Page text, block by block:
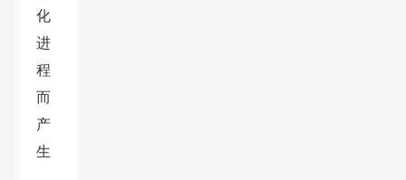
化
进
程
而
产
生